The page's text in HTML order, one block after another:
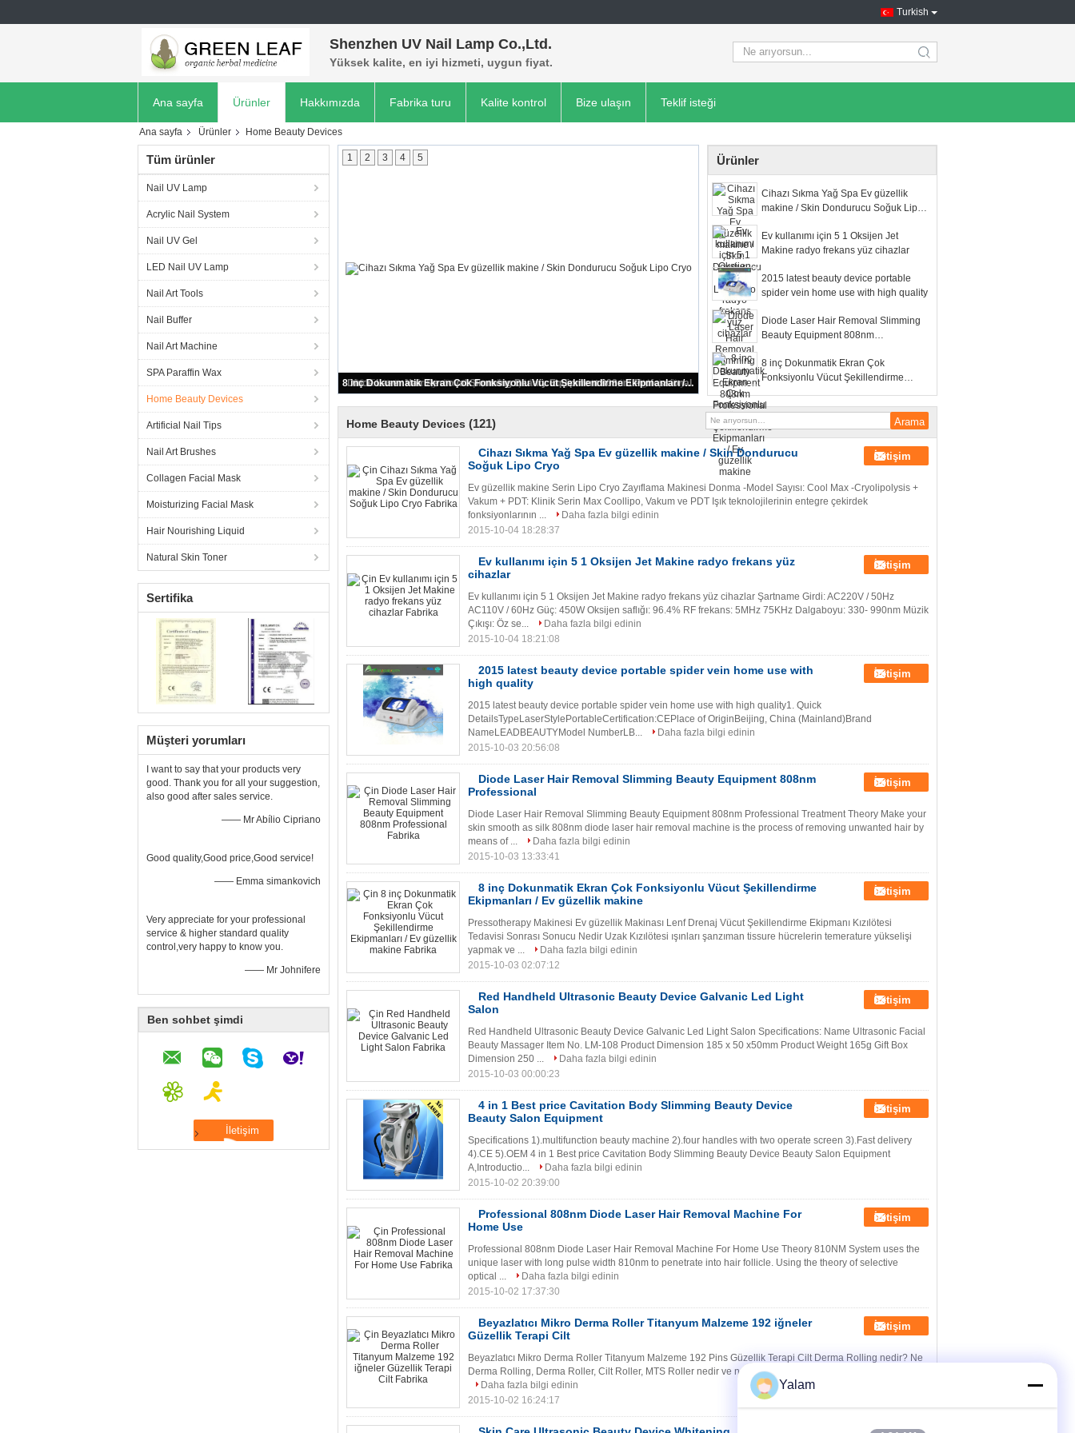
Turkish
Shenzhen UV Nail Lamp Co.,Ltd.
Yüksek kalite, en iyi hizmeti, uygun fiyat. search
Ana sayfa Ürünler Hakkımızda Fabrika turu Kalite kontrol Bize ulaşın Teklif isteği
Ana sayfa Ürünler Home Beauty Devices
Tüm ürünler
Nail UV Lamp
Acrylic Nail System
Nail UV Gel
LED Nail UV Lamp
Nail Art Tools
Nail Buffer
Nail Art Machine
SPA Paraffin Wax
Home Beauty Devices
Artificial Nail Tips
Nail Art Brushes
Collagen Facial Mask
Moisturizing Facial Mask
Hair Nourishing Liquid
Natural Skin Toner
Sertifika
Müşteri yorumları
I want to say that your products very
good. Thank you for all your suggestion,
also good after sales service.
—— Mr Abílio Cipriano
Good quality,Good price,Good service!
—— Emma simankovich
Very appreciate for your professional
service & higher standard quality
control,very happy to know you.
—— Mr Johnifere
Ben sohbet şimdi
Cihazı Sıkma Yağ Spa Ev güzellik makine / Skin Dondurucu Soğuk Lipo Cryo
1 2 3 4 5 Ürünler
Cihazı Sıkma Yağ Spa Ev güzellik
makine / Skin Dondurucu Soğuk Lipo
Ev kullanımı için 5 1 Oksijen Jet
Makine radyo frekans yüz cihazlar
2015 latest beauty device portable
spider vein home use with high quality
Diode Laser Hair Removal Slimming
Beauty Equipment 808nm
8 inç Dokunmatik Ekran Çok
Fonksiyonlu Vücut Şekillendirme
Home Beauty Devices (121)
Cihazı Sıkma Yağ Spa Ev güzellik makine / Skin Dondurucu
Soğuk Lipo Cryo
İletişim
Ev güzellik makine Serin Lipo Cryo Zayıflama Makinesi Donma -Model Sayısı: Cool Max -Cryolipolysis +
Vakum + PDT: Klinik Serin Max Coollipo, Vakum ve PDT Işık teknolojilerinin entegre çekirdek
fonksiyonlarının ...
Daha fazla bilgi edinin
2015-10-04 18:28:37
Ev kullanımı için 5 1 Oksijen Jet Makine radyo frekans yüz
cihazlar
İletişim
Ev kullanımı için 5 1 Oksijen Jet Makine radyo frekans yüz cihazlar Şartname Girdi: AC220V / 50Hz
AC110V / 60Hz Güç: 450W Oksijen saflığı: 96.4% RF frekans: 5MHz 75KHz Dalgaboyu: 330- 990nm Müzik
Çıkışı: Öz se...
Daha fazla bilgi edinin
2015-10-04 18:21:08
2015 latest beauty device portable spider vein home use with
high quality
İletişim
2015 latest beauty device portable spider vein home use with high quality1. Quick
DetailsTypeLaserStylePortableCertification:CEPlace of OriginBeijing, China (Mainland)Brand
NameLEADBEAUTYModel NumberLB...
Daha fazla bilgi edinin
2015-10-03 20:56:08
Diode Laser Hair Removal Slimming Beauty Equipment 808nm
Professional
İletişim
Diode Laser Hair Removal Slimming Beauty Equipment 808nm Professional Treatment Theory Make your
skin smooth as silk 808nm diode laser hair removal machine is the process of removing unwanted hair by
means of ...
Daha fazla bilgi edinin
2015-10-03 13:33:41
8 inç Dokunmatik Ekran Çok Fonksiyonlu Vücut Şekillendirme
Ekipmanları / Ev güzellik makine
İletişim
Pressotherapy Makinesi Ev güzellik Makinası Lenf Drenaj Vücut Şekillendirme Ekipmanı Kızılötesi
Tedavisi Sonrası Sonucu Nedir Uzak Kızılötesi ışınları şanzıman tissure hücrelerin temerature yükselişi
yapmak ve ...
Daha fazla bilgi edinin
2015-10-03 02:07:12
Red Handheld Ultrasonic Beauty Device Galvanic Led Light
Salon
İletişim
Red Handheld Ultrasonic Beauty Device Galvanic Led Light Salon Specifications: Name Ultrasonic Facial
Beauty Massager Item No. LM-108 Product Dimension 185 x 50 x50mm Product Weight 165g Gift Box
Dimension 250 ...
Daha fazla bilgi edinin
2015-10-03 00:00:23
4 in 1 Best price Cavitation Body Slimming Beauty Device
Beauty Salon Equipment
İletişim
Specifications 1).multifunction beauty machine 2).four handles with two operate screen 3).Fast delivery
4).CE 5).OEM 4 in 1 Best price Cavitation Body Slimming Beauty Device Beauty Salon Equipment
A,Introductio...
Daha fazla bilgi edinin
2015-10-02 20:39:00
Professional 808nm Diode Laser Hair Removal Machine For
Home Use
İletişim
Professional 808nm Diode Laser Hair Removal Machine For Home Use Theory 810NM System uses the
unique laser with long pulse width 810nm to penetrate into hair follicle. Using the theory of selective
optical ...
Daha fazla bilgi edinin
2015-10-02 17:37:30
Beyazlatıcı Mikro Derma Roller Titanyum Malzeme 192 iğneler
Güzellik Terapi Cilt
İletişim
Beyazlatıcı Mikro Derma Roller Titanyum Malzeme 192 Pins Güzellik Terapi Cilt Derma Rolling nedir? Ne
Derma Rolling, Derma Roller, Cilt Roller, MTS Roller nedir ve nasıl çalışır? Derma rollling gibi Dr.Roller, ...
Daha fazla bilgi edinin
2015-10-02 16:24:17
Yalam